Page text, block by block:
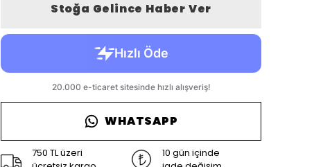
Stoğa Gelince Haber Ver
WHATSAPP
750 TL üzeri
10 gün içinde